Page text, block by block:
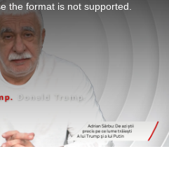
the format is not supported.